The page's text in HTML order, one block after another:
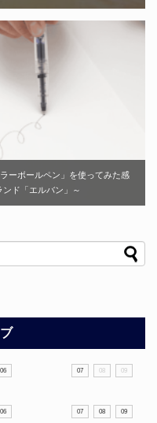
ーボールペン」を使ってみた感
ド「エルバン」～
06 07 08 09
06 07 08 09